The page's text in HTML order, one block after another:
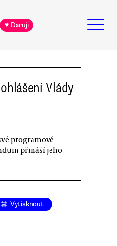
♥ Daruji
Vlády
programové
přináší jeho
Vytisknout